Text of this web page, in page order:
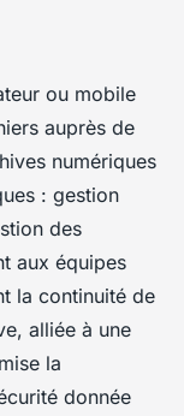
ou mobile
auprès de
numériques
: gestion
des
aux équipes
la continuité de
alliée à une
la
donnée